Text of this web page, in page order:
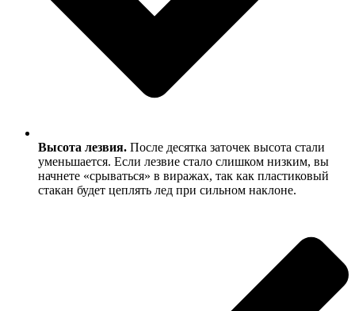
Высота лезвия. После десятка заточек высота стали
уменьшается. Если лезвие стало слишком низким, вы
начнете «срываться» в виражах, так как пластиковый
стакан будет цеплять лед при сильном наклоне.